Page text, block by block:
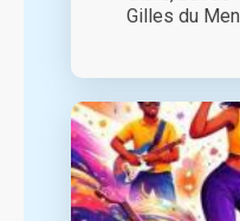
Gilles du